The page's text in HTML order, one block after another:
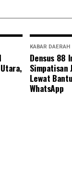
KABAR DAERAH
Densus 88
Simpatisan
Lewat
WhatsApp